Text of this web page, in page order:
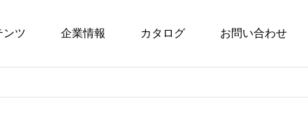
ンツ 企業情報 カタログ お問い合わせ